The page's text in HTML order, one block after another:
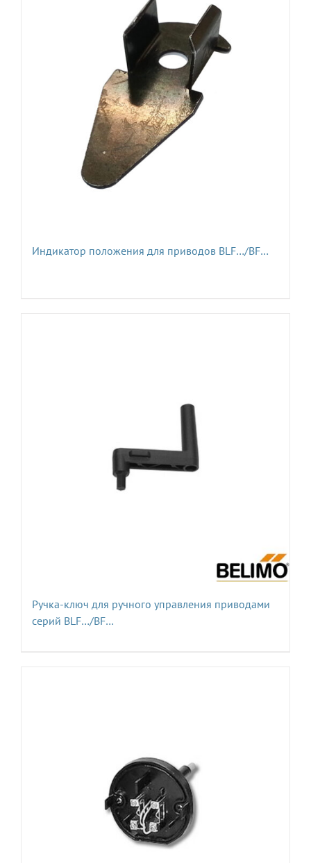
Индикатор положения для приводов BLF…/BF…
Ручка-ключ для ручного управления приводами
серий BLF…/BF…